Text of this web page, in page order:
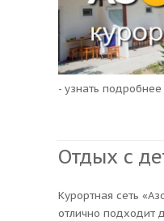
- узнать подробнее
Отдых с
Курортная сеть
отлично подходит